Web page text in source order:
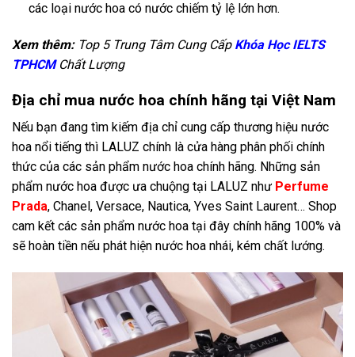
các loại nước hoa có nước chiếm tỷ lệ lớn hơn.
Xem thêm: Top 5 Trung Tâm Cung Cấp Khóa Học IELTS
TPHCMChất Lượng
Địa chỉ mua nước hoa chính hãng tại Việt Nam
Nếu bạn đang tìm kiếm địa chỉ cung cấp thương hiệu nước
hoa nổi tiếng thì LALUZ chính là cửa hàng phân phối chính
thức của các sản phẩm nước hoa chính hãng. Những sản
phẩm nước hoa được ưa chuộng tại LALUZ như Perfume
Prada, Chanel, Versace, Nautica, Yves Saint Laurent… Shop
cam kết các sản phẩm nước hoa tại đây chính hãng 100% và
sẽ hoàn tiền nếu phát hiện nước hoa nhái, kém chất lướng.